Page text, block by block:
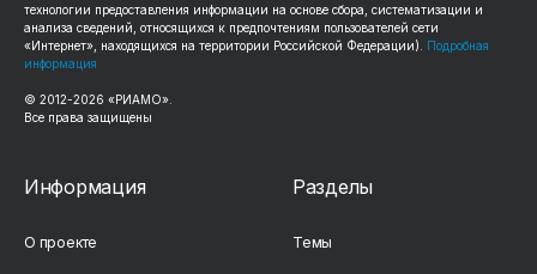
технологии предоставления информации на основе сбора, систематизации и
анализа сведений, относящихся к предпочтениям пользователей сети
«Интернет», находящихся на территории Российской Федерации). Подробная
информация
© 2012-2026 «РИАМО».
Все права защищены
Информация
О проекте
Разделы
Темы